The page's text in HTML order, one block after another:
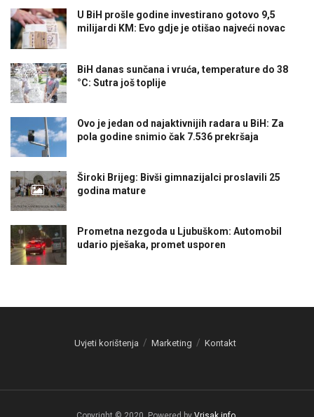
U BiH prošle godine investirano gotovo 9,5
milijardi KM: Evo gdje je otišao najveći novac
BiH danas sunčana i vruća, temperature do 38
°C: Sutra još toplije
Ovo je jedan od najaktivnijih radara u BiH: Za
pola godine snimio čak 7.536 prekršaja
Široki Brijeg: Bivši gimnazijalci proslavili 25
godina mature
Prometna nezgoda u Ljubuškom: Automobil
udario pješaka, promet usporen
Uvjeti korištenja Marketing Kontakt